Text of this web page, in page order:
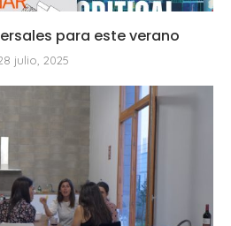
para este verano
julio, 2025